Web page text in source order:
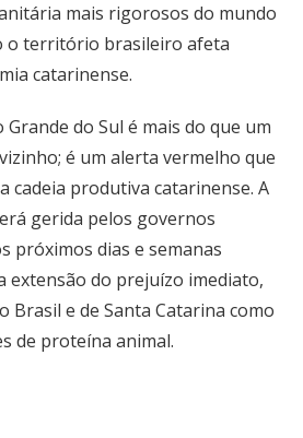
mais rigorosos do mundo
o território brasileiro afeta
catarinense.
do Sul é mais do que um
é um alerta vermelho que
cadeia produtiva catarinense. A
gerida pelos governos
próximos dias e semanas
extensão do prejuízo imediato,
Brasil e de Santa Catarina como
de proteína animal.